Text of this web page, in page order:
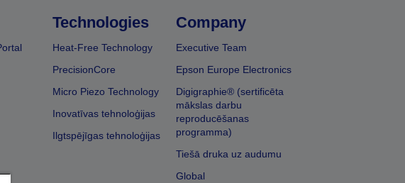
Technologies
Heat-Free Technology
PrecisionCore
Micro Piezo Technology
Inovatīvas tehnoloģijas
Ilgtspējīgas tehnoloģijas
Company
Executive Team
Epson Europe Electronics
Digigraphie® (sertificēta
mākslas darbu
reproducēšanas
programma)
Tiešā druka uz audumu
Global